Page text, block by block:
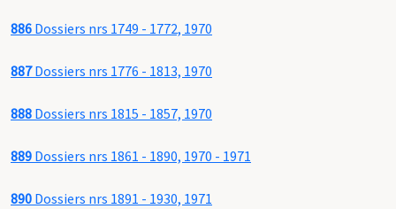
886 Dossiers nrs 1749 - 1772, 1970
887Dossiers nrs 1776 - 1813, 1970
888 Dossiers nrs 1815 - 1857, 1970
889 Dossiers nrs 1861 - 1890, 1970 - 1971
890 Dossiers nrs 1891 - 1930, 1971